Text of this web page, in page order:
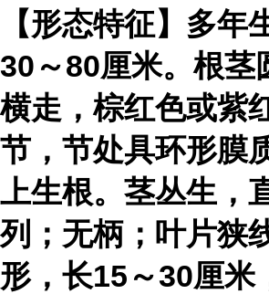
【形态特征】多年
30～80厘米。根茎
横走，棕红色或紫
节，节处具环形膜
上生根。茎丛生，
列；无柄；叶片狭
形，长15～30厘米